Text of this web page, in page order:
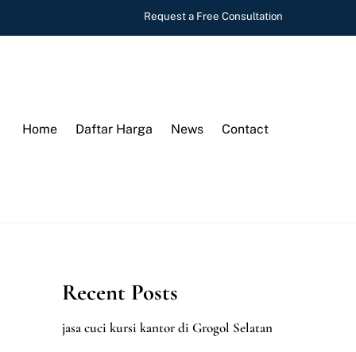
Request a Free Consultation
Home Daftar Harga News Contact
Recent Posts
jasa cuci kursi kantor di Grogol Selatan